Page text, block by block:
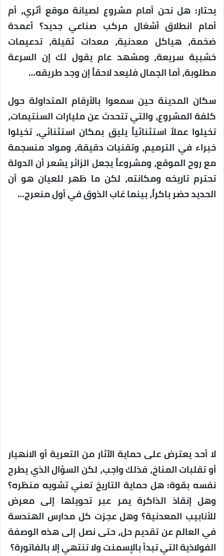
يحتار: هل نحن أمام مشروع لصيانة موقع أثري، أم
أمام انطلاق أشغال مركب صناعي جديد؟ أعمدة
ضخمة، هياكل معدنية، معدات ثقيلة، تدعيمات
خشبية سريعة، ومشهد عام يقول لك إن السرعة
مطلوبة، أما الجمال فليعد لاحقاً إن وجد طريقه…
سكان المدينة حين سمعوا بالأرقام المتداولة حول
كلفة المشروع، والتي تتحدث عن مليارات السنتيمات،
تخيلوا عملاً استثنائياً يليق بمكان استثنائي، تخيلوا
خبراء في الترميم، وتقنيات دقيقة، ومواد منسجمة
مع روح الموقع، ومشروعاً يجعل الزائر يشعر أن الدولة
تحترم تاريخه ومكانته، لكن ما ظهر للعيان هو أن
الحديد حضر باكراً، بينما غاب الذوق في أول منعرج…
لا أحد يعترض على حماية الآثار من التعرية أو الانهيار
أو تقلبات المناخ، فذلك واجب، لكن السؤال الذي يطرح
نفسه بقوة: هل حماية التاريخ تعني تشويه منظره؟
وهل إنقاذ الذاكرة يمر عبر تحويلها إلى معرض
للأنابيب المعدنية؟ وهل عجزت كل مدارس الهندسة
في العالم عن تقديم حل، حتى نصل إلى هذه الوصفة
الفولاذية التي تبدأ بالإسمنت ولا تنتهي إلا بالفاتورة؟